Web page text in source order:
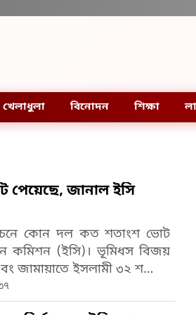
খেলাধুলা বিনোদন শিক্ষা
জানাল ইসি
কোন দল কত শতাংশ ভোট
কমিশন (ইসি)। ভূমিধস বিজয়
জামায়াতে ইসলামী ৩২ শতাংশ
৩ দশমিক ০৫ শতাংশ ভোট।
তৈরি দলভিত্তিক প্রাপ্ত ভোটের